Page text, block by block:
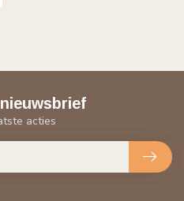
acties